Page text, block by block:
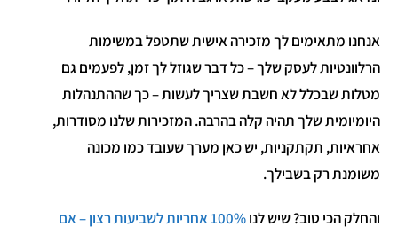
אנחנו מתאימים לך מזכירה אישית שתטפל במשימות
הרלוונטיות לעסק שלך – כל דבר שגוזל לך זמן, לפעמים גם
מטלות שבכלל לא חשבת שצריך לעשות – כך שההתנהלות
היומיומית שלך תהיה קלה בהרבה. המזכירות שלנו מסודרות,
אחראיות, תקתקניות, יש כאן מערך שעובד כמו מכונה
משומנת רק בשבילך.
והחלק הכי טוב? שיש לנו 100% אחריות לשביעות רצון – אם